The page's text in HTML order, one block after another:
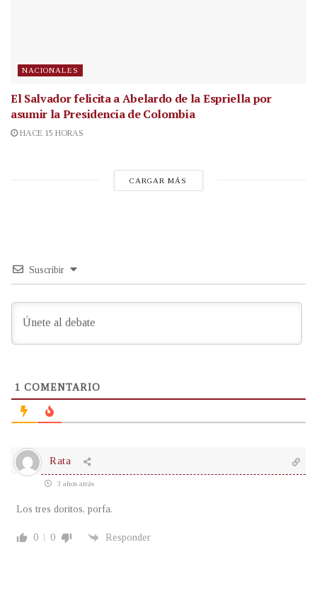
NACIONALES
El Salvador felicita a Abelardo de la Espriella por
asumir la Presidencia de Colombia
HACE 15 HORAS
CARGAR MÁS
Suscribir
1 COMENTARIO
Rata
3 años atrás
Los tres doritos, porfa.
0 0 Responder